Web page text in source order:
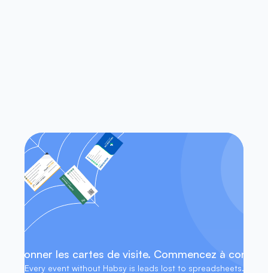
sans connexion Internet ?
les cartes de visite. Commencez à